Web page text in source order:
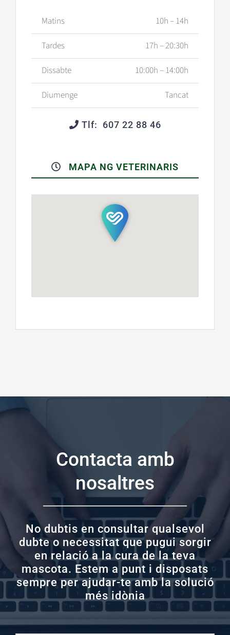
Matins
10h – 14h
Tardes
17h – 20:30h
Dissabte
10:00h – 14:00h
Diumenge
Tancat
Tlf: 607 22 88 46
MAPA NG VETERINARIS
Contacta amb
nosaltres
No dubtis en consultar qualsevol
dubte o necessitat que pugui sorgir
en relació a la cura de la teva
mascota. Estem a punt i disposats
sempre per ajudar-te amb la solució
més idònia